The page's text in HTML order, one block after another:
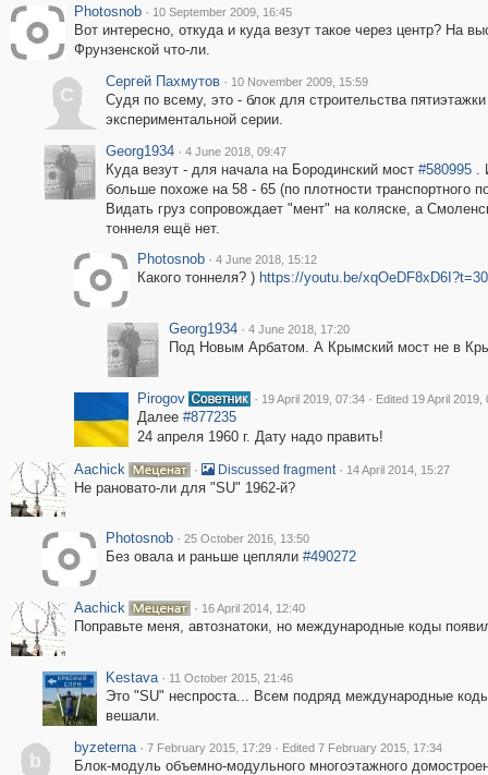
Photosnob · 10 September 2009, 16:45
Вот интересно, откуда и куда везут такое через центр? На
Фрунзенской что-ли.
С
Сергей Пахмутов · 10 November 2009, 15:59
Судя по всему, это - блок для строительства пятиэтажки
экспериментальной серии.
Georg1934 · 4 June 2018, 09:47
Куда везут - для начала на Бородинский мост #580995.
больше похоже на 58 - 65 (по плотности транспортного
Видать груз сопровождает "мент" на коляске, а
тоннеля ещё нет.
Photosnob · 4 June 2018, 15:12
Какого тоннеля? ) https://youtu.be/
Georg1934 · 4 June 2018, 17:20
Под Новым Арбатом. А Крымский мост не в
Pirogov · 19 April 2019, 07:34 · Edited 19 April 2019,
Далее #877235
24 апреля 1960 г. Дату надо править!
Aachick
· Discussed fragment · 14 April 2014, 15:27
Не рановато-ли для "SU" 1962-й?
Photosnob · 25 October 2016, 13:50
Без овала и раньше цепляли #490272
Aachick · 16 April 2014, 12:40
Поправьте меня, автознатоки, но международные коды
Kestava · 11 October 2015, 21:46
Это "SU" неспроста... Всем подряд международные
вешали.
b
byzeterna · 7 February 2015, 17:29 · Edited 7 February 2015, 17:34
Блок-модуль объемно-модульного многоэтажного